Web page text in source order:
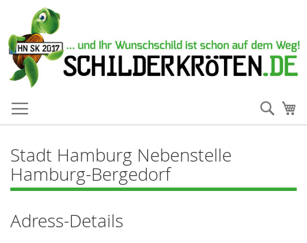
Stadt Hamburg Nebenstelle
Hamburg-Bergedorf
Adress-Details